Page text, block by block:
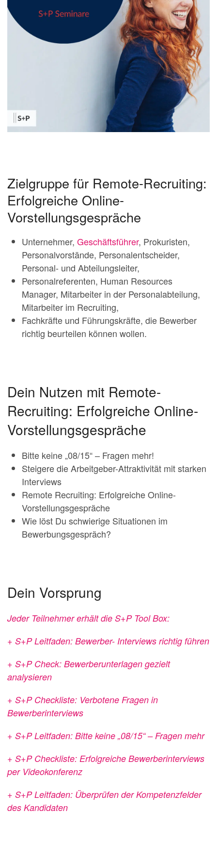
Zielgruppe für Remote-Recruiting:
Erfolgreiche Online-
Vorstellungsgespräche
Unternehmer, Geschäftsführer, Prokuristen,
Personalvorstände, Personalentscheider,
Personal- und Abteilungsleiter,
Personalreferenten, Human Resources
Manager, Mitarbeiter in der Personalabteilung,
Mitarbeiter im Recruiting,
Fachkräfte und Führungskräfte, die Bewerber
richtig beurteilen können wollen.
Dein Nutzen mit Remote-
Recruiting: Erfolgreiche Online-
Vorstellungsgespräche
Bitte keine „08/15“ – Fragen mehr!
Steigere die Arbeitgeber-Attraktivität mit starken
Interviews
Remote Recruiting: Erfolgreiche Online-
Vorstellungsgespräche
Wie löst Du schwierige Situationen im
Bewerbungsgespräch?
Dein Vorsprung
Jeder Teilnehmer erhält die S+P Tool Box:
+ S+P Leitfaden: Bewerber- Interviews richtig führen
+ S+P Check: Bewerberunterlagen gezielt
analysieren
+ S+P Checkliste: Verbotene Fragen in
Bewerberinterviews
+ S+P Leitfaden: Bitte keine „08/15“ – Fragen mehr
+ S+P Checkliste: Erfolgreiche Bewerberinterviews
per Videokonferenz
+ S+P Leitfaden: Überprüfen derKompetenzfelder
des Kandidaten